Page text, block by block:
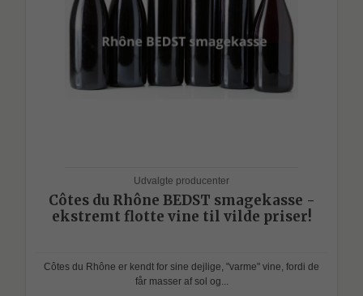
Udvalgte producenter
Côtes du Rhône BEDST smagekasse -
ekstremt flotte vine til vilde priser!
Côtes du Rhône er kendt for sine dejlige, "varme" vine, fordi de
får masser af sol og...